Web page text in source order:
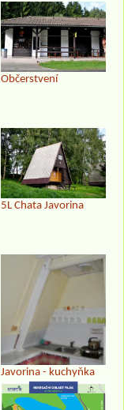
Občerstvení
5L Chata Javorina
Javorina - kuchyňka